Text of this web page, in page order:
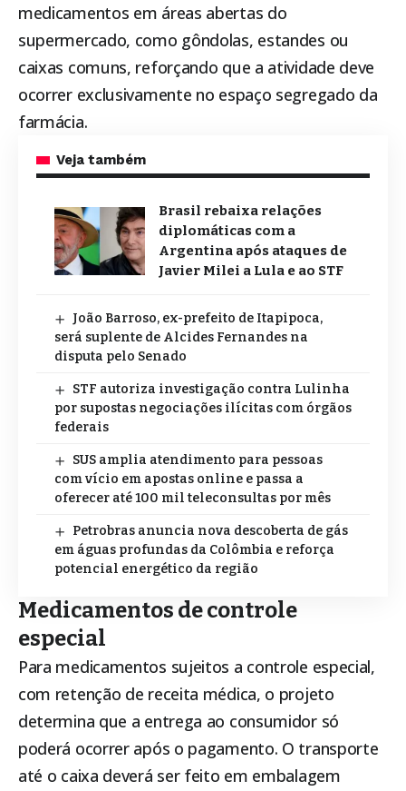
medicamentos em áreas abertas do
supermercado, como gôndolas, estandes ou
caixas comuns, reforçando que a atividade deve
ocorrer exclusivamente no espaço segregado da
farmácia.
Veja também
Brasil rebaixa relações
diplomáticas com a
Argentina após ataques de
Javier Milei a Lula e ao STF
João Barroso, ex-prefeito de Itapipoca,
será suplente de Alcides Fernandes na
disputa pelo Senado
STF autoriza investigação contra Lulinha
por supostas negociações ilícitas com órgãos
federais
SUS amplia atendimento para pessoas
com vício em apostas online e passa a
oferecer até 100 mil teleconsultas por mês
Petrobras anuncia nova descoberta de gás
em águas profundas da Colômbia e reforça
potencial energético da região
Medicamentos de controle
especial
Para medicamentos sujeitos a controle especial,
com retenção de receita médica, o projeto
determina que a entrega ao consumidor só
poderá ocorrer após o pagamento. O transporte
até o caixa deverá ser feito em embalagem